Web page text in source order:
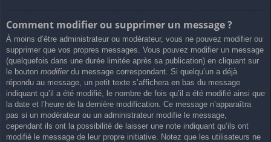
Comment modifier ou supprimer un message ?
À moins d’être administrateur ou modérateur, vous ne pouvez modifier ou
supprimer que vos propres messages. Vous pouvez modifier un message
(quelquefois dans une durée limitée après sa publication) en cliquant sur
le bouton modifierdu message correspondant. Si quelqu’un a déjà
répondu au message, un petit texte s’affichera en bas du message
indiquant qu’il a été modifié, le nombre de fois qu’il a été modifié ainsi que
la date et l’heure de la dernière modification. Ce message n’apparaîtra
pas si un modérateur ou un administrateur modifie le message,
cependant ils ont la possibilité de laisser une note indiquant qu’ils ont
modifié le message de leur propre initiative. Notez que les utilisateurs ne